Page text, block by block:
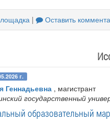
| Оставить
г.
Геннадьевна , магистрант
государственный
образовательный